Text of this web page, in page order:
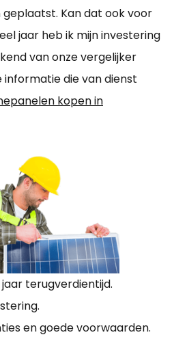
Kan dat ook voor
jaar heb ik mijn investering
van onze vergelijker
die van dienst
kopen in
jaar terugverdientijd.
en goede voorwaarden.